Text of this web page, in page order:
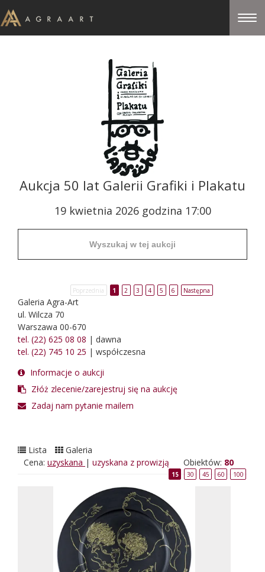
Aukcja 50 lat Galerii Grafiki i Plakatu
19 kwietnia 2026 godzina 17:00
Poprzednia 1 2 3 4 5 6 Następna
Galeria Agra-Art
ul. Wilcza 70
Warszawa 00-670
tel. (22) 625 08 08 | dawna
tel. (22) 745 10 25 | współczesna
Informacje o aukcji
Złóż zlecenie/zarejestruj się na aukcję
Zadaj nam pytanie mailem
Lista
Galeria
Cena: uzyskana | uzyskana z prowizją Obiektów: 80
15 30 45 60 100